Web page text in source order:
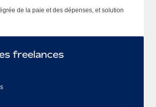
de la paie et des dépenses, et solution
freelances